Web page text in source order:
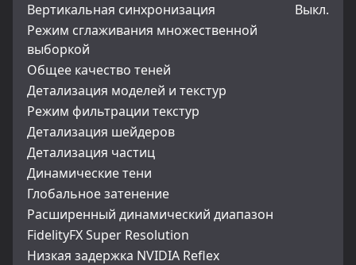
Вертикальная синхронизация
Выкл.
Режим сглаживания множественной
выборкой
Общее качество теней
Детализация моделей и текстур
Режим фильтрации текстур
Детализация шейдеров
Детализация частиц
Динамические тени
Глобальное затенение
Расширенный динамический диапазон
FidelityFX Super Resolution
Низкая задержка NVIDIA Reflex